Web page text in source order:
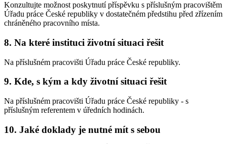
Konzultujte možnost poskytnutí příspěvku s příslušným pracovištěm
Úřadu práce České republiky v dostatečném předstihu před zřízením
chráněného pracovního místa.
8. Na které instituci životní situaci řešit
Na příslušném pracovišti Úřadu práce České republiky.
9. Kde, s kým a kdy životní situaci řešit
Na příslušném pracovišti Úřadu práce České republiky - s
příslušným referentem v úředních hodinách.
10. Jaké doklady je nutné mít s sebou